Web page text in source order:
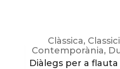
Clàssica,
Contemporània,
Diàlegs per a